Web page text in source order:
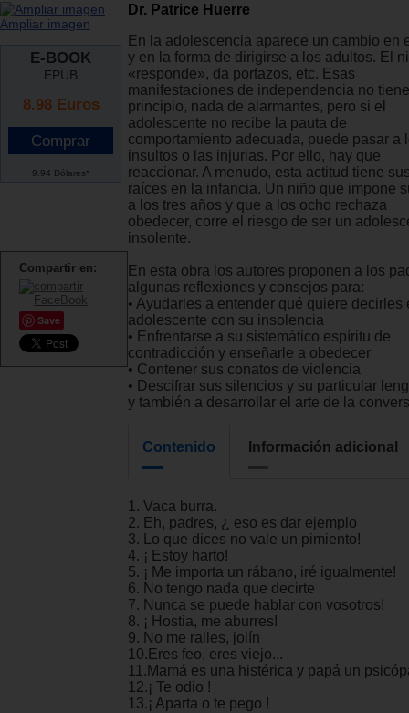
Ampliar imagen
E-BOOK
EPUB
8.98 Euros
9.94 Dólares*
Compartir en:
Save
Dr. Patrice Huerre
En la adolescencia aparece un cambio en
y en la forma de dirigirse a los adultos. El
«responde», da portazos, etc. Esas
manifestaciones de independencia no
principio, nada de alarmantes, pero si el
adolescente no recibe la pauta de
comportamiento adecuada, puede pasar a
insultos o las injurias. Por ello, hay que
reaccionar. A menudo, esta actitud tiene
raíces en la infancia. Un niño que impone
a los tres años y que a los ocho rechaza
obedecer, corre el riesgo de ser un
insolente.
En esta obra los autores proponen a los
algunas reflexiones y consejos para:
• Ayudarles a entender qué quiere decirles
adolescente con su insolencia
• Enfrentarse a su sistemático espíritu de
contradicción y enseñarle a obedecer
• Contener sus conatos de violencia
• Descifrar sus silencios y su particular
y también a desarrollar el arte de la
Contenido Información adicional
1. Vaca burra.
2. Eh, padres, ¿ eso es dar ejemplo
3. Lo que dices no vale un pimiento!
4. ¡ Estoy harto!
5. ¡ Me importa un rábano, iré igualmente!
6. No tengo nada que decirte
7. Nunca se puede hablar con vosotros!
8. ¡ Hostia, me aburres!
9. No me ralles, jolín
10.Eres feo, eres viejo...
11.Mamá es una histérica y papá un
12.¡ Te odio !
13.¡ Aparta o te pego !